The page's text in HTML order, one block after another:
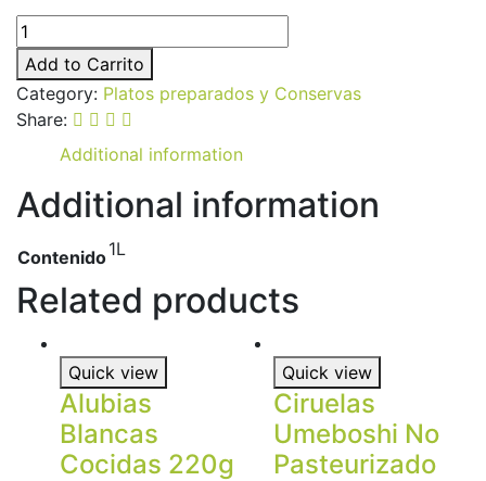
Add to Carrito
Category: Platos preparados y Conservas
Share:
Additional information
Additional information
Contenido1L
Related products
Quick view
Alubias
Blancas
Cocidas 220g
Quick view
Ciruelas
Umeboshi No
Pasteurizado